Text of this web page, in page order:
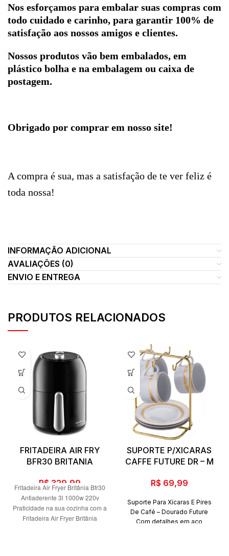
Nos esforçamos para embalar suas compras com
todo cuidado e carinho, para garantir 100% de
satisfação aos nossos amigos e clientes.
Nossos produtos vão bem embalados, em
plástico bolha e na embalagem ou caixa de
postagem.
Obrigado por comprar em nosso site!
A compra é sua, mas a satisfação de te ver feliz é
toda nossa!
INFORMAÇÃO ADICIONAL
AVALIAÇÕES (0)
ENVIO E ENTREGA
PRODUTOS RELACIONADOS
FRITADEIRA AIR FRY
BFR30 BRITANIA
R$ 329,99
Fritadeira Air Fryer Britânia Bfr30
Antiaderente 3l 1000w 220v
Praticidade na sua cozinha com a
Fritadeira Air Fryer Britânia
SUPORTE P/XICARAS
CAFFE FUTURE DR – M
R$ 69,99
Suporte Para Xícaras E Pires
De Café – Dourado Future
Com detalhes em aço